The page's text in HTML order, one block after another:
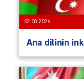
02.08.2026
Ana dilinin